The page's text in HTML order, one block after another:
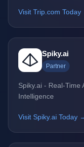
Visit Trip.com Today
Spiky.ai
Partner
Spiky.ai - Real-Time
Intelligence
Visit Spiky.ai Today